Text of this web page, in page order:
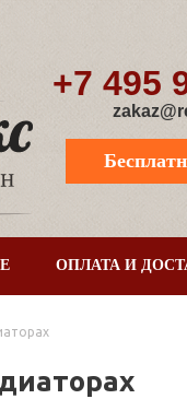
+7 495
ОПЛАТА И